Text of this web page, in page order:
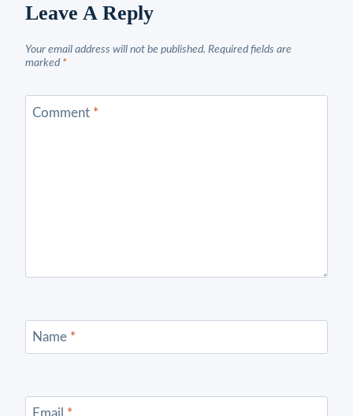
Leave A Reply
Your email address will not be published. Required fields are
marked *
Comment *
Name *